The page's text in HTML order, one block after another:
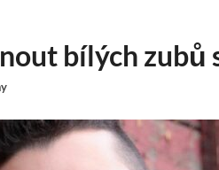
bílých zubů